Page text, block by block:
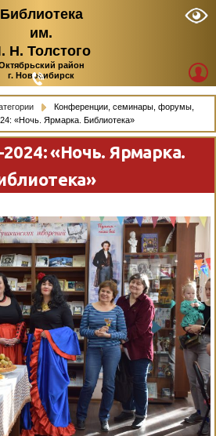
Библиотека
им.
Н. Толстого
район
г. Новосибирск
Конференции, семинары, форумы,
«Ночь. Ярмарка. Библиотека»
«Ночь. Ярмарка.